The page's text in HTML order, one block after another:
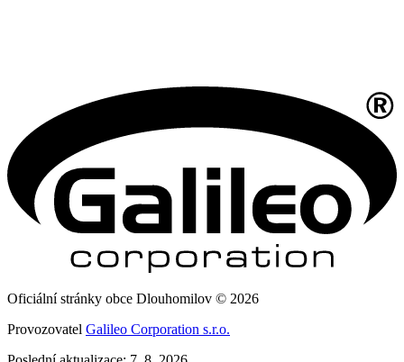
Oficiální stránky obce Dlouhomilov © 2026
Provozovatel Galileo Corporation s.r.o.